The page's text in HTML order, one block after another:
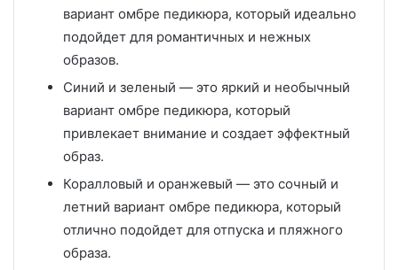
вариант омбре педикюра, который идеально
подойдет для романтичных и нежных
образов.
Синий и зеленый — это яркий и необычный
вариант омбре педикюра, который
привлекает внимание и создает эффектный
образ.
Коралловый и оранжевый — это сочный и
летний вариант омбре педикюра, который
отлично подойдет для отпуска и пляжного
образа.